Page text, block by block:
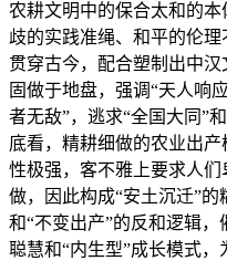
农耕文明中的保合太和的
歧的实践准绳、和平的伦
贯穿古今，配合塑制出中
固做于地盘，强调“天人响
者无敌”，逃求“全国大同”
底看，精耕细做的农业出
性极强，客不雅上要求人
做，因此构成“安土沉迁”
和“不变出产”的反和逻辑，
聪慧和“内生型”成长模式